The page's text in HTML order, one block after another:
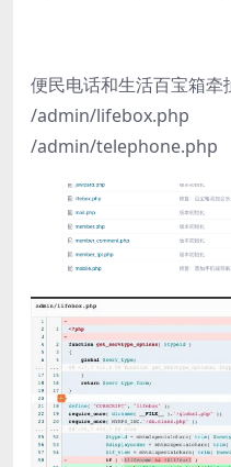
便民电话和生活百宝箱牵
/admin/lifebox.php
/admin/telephone.php